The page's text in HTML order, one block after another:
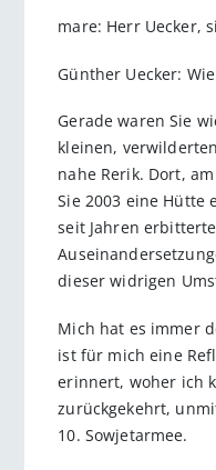
mare: Herr Uecker,
Günther Uecker:
Gerade waren Sie
kleinen,
nahe Rerik. Dort,
Sie 2003 eine Hütte
seit Jahren
dieser widrigen
Mich hat es immer
ist für mich eine
erinnert, woher ich
zurückgekehrt,
10. Sowjetarmee.